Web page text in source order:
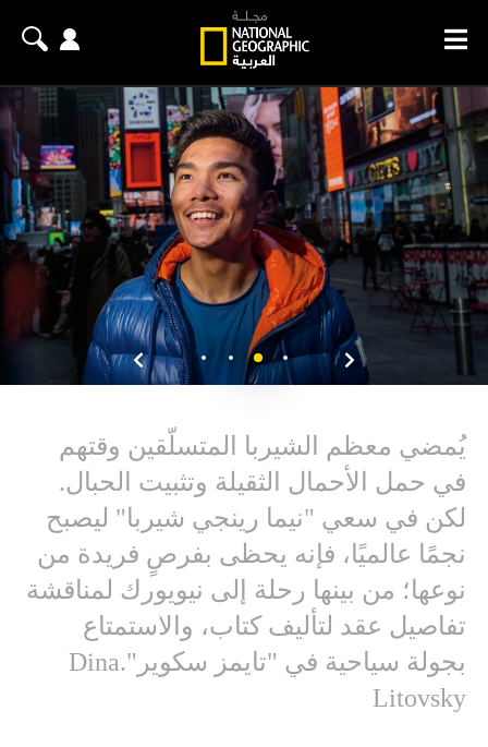
يُمضي معظم الشيربا المتسلّقين وقتهم
في حمل الأحمال الثقيلة وتثبيت الحبال.
لكن في سعي "نيما رينجي شيربا" ليصبح
نجمًا عالميًا، فإنه يحظى بفرصٍ فريدة من
نوعها؛ من بينها رحلة إلى نيويورك لمناقشة
تفاصيل عقد لتأليف كتاب، والاستمتاع
بجولة سياحية في "تايمز سكوير".Dina
Litovsky